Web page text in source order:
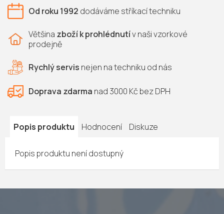
Od roku 1992 dodáváme stříkací techniku
Většina zboží k prohlédnutív naši vzorkové
prodejně
Rychlý servis nejen natechniku od nás
Doprava zdarma nad 3000 Kč bez DPH
Popis produktu Hodnocení Diskuze
Popis produktu není dostupný